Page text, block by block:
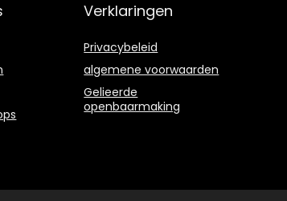
Verklaringen
Privacybeleid
algemene voorwaarden
Gelieerde
openbaarmaking